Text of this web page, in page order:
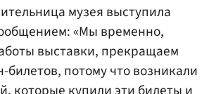
музея выступила
«Мы временно,
выставки, прекращаем
потому что возникали